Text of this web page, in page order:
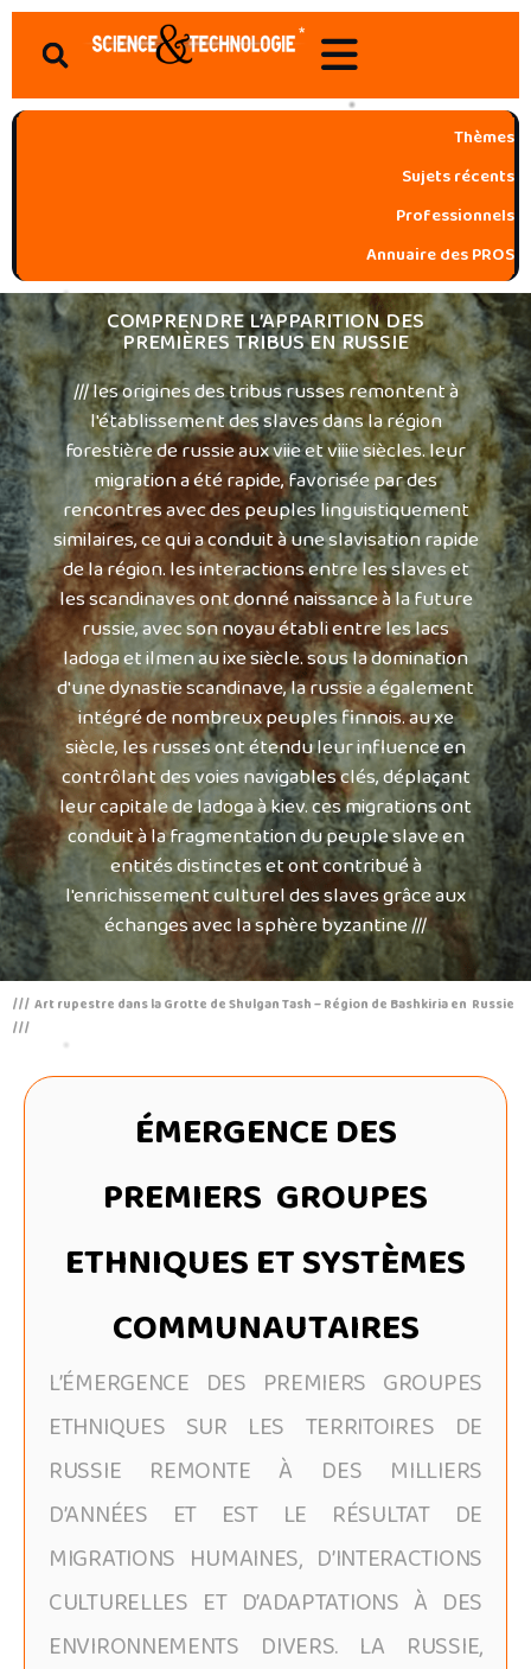
Aller
Search
Thèmes
Sujets récents
Professionnels
Annuaire des PROS
COMPRENDRE L’APPARITION DES
PREMIÈRES TRIBUS EN RUSSIE
/// les origines des tribus russes remontent à
l'établissement des slaves dans la région
forestière de russie aux viie et viiie siècles. leur
migration a été rapide, favorisée par des
rencontres avec des peuples linguistiquement
similaires, ce qui a conduit à une slavisation rapide
de la région. les interactions entre les slaves et
les scandinaves ont donné naissance à la future
russie, avec son noyau établi entre les lacs
ladoga et ilmen au ixe siècle. sous la domination
d'une dynastie scandinave, la russie a également
intégré de nombreux peuples finnois. au xe
siècle, les russes ont étendu leur influence en
contrôlant des voies navigables clés, déplaçant
leur capitale de ladoga à kiev. ces migrations ont
conduit à la fragmentation du peuple slave en
entités distinctes et ont contribué à
l'enrichissement culturel des slaves grâce aux
échanges avec la sphère byzantine ///
/// Art rupestre dans la Grotte de Shulgan Tash – Région de Bashkiria en Russie
///
ÉMERGENCE DES
PREMIERS GROUPES
ETHNIQUES ET SYSTÈMES
COMMUNAUTAIRES
L’ÉMERGENCE DES PREMIERS GROUPES
ETHNIQUES SUR LES TERRITOIRES DE
RUSSIE REMONTE À DES MILLIERS
D’ANNÉES ET EST LE RÉSULTAT DE
MIGRATIONS HUMAINES, D’INTERACTIONS
CULTURELLES ET D’ADAPTATIONS À DES
ENVIRONNEMENTS DIVERS. LA RUSSIE,